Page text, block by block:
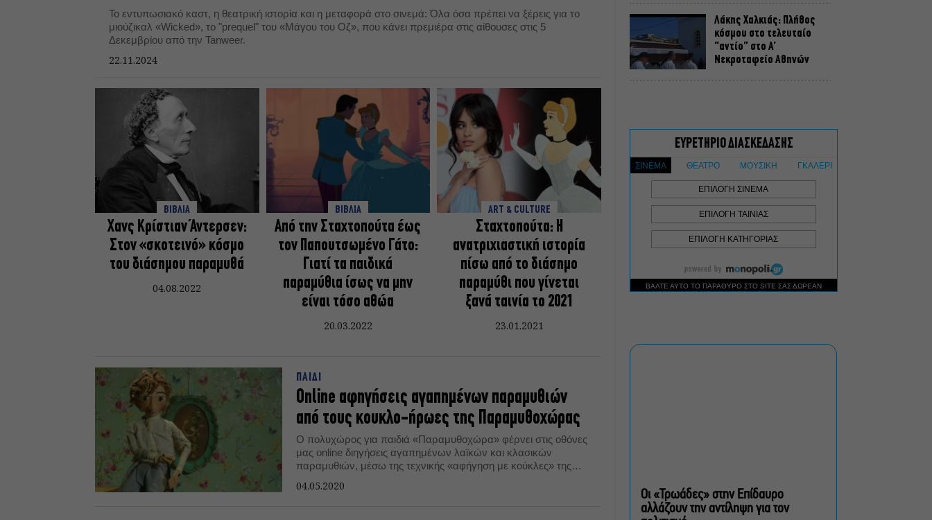
Το εντυπωσιακό καστ, η θεατρική ιστορία και η μεταφορά στο σινεμά: Όλα όσα πρέπει να ξέρεις για το
μιούζικαλ «Wicked», το "prequel" του «Μάγου του Οζ», που κάνει πρεμιέρα στις αίθουσες στις 5
Δεκεμβρίου από την Tanweer.
22.11.2024
ΒΙΒΛΙΑ
Χανς Κρίστιαν Άντερσεν:
Στον «σκοτεινό» κόσμο
του διάσημου παραμυθά
04.08.2022
ΒΙΒΛΙΑ
Από την Σταχτοπούτα έως
τον Παπουτσωμένο Γάτο:
Γιατί τα παιδικά
παραμύθια ίσως να μην
είναι τόσο αθώα
20.03.2022
ART & CULTURE
Σταχτοπούτα: Η
ανατριχιαστική ιστορία
πίσω από το διάσημο
παραμύθι που γίνεται
ξανά ταινία το 2021
23.01.2021
ΠΑΙΔΙ
Online αφηγήσεις αγαπημένων παραμυθιών
από τους κουκλο-ήρωες της Παραμυθοχώρας
Ο πολυχώρος για παιδιά «Παραμυθοχώρα» φέρνει στις οθόνες
μας online διηγήσεις αγαπημένων λαϊκών και κλασικών
παραμυθιών, μέσω της τεχνικής «αφήγηση με κούκλες» της
04.05.2020
Λάκης Χαλκιάς: Πλήθος
κόσμου στο τελευταίο
“αντίο” στο Α’
Νεκροταφείο Αθηνών
Φθινόπωρο
αρχαιολογικός χώρος του
Ραμνούντος
Δήμος Αθηναίων:
Απομάκρυνση 240
τραπεζοκαθισμάτων σε 13
επιχειρησιακές δράσεις
Παγκόσμια πρεμιέρα για τη
Οι «Τρωάδες» στην Επίδαυρο
αλλάζουν την αντίληψη για τον